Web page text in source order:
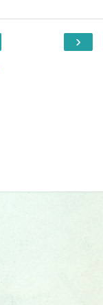
›